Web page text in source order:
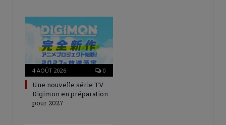
4 AOÛT 2026 0
Une nouvelle série TV
Digimon en préparation
pour 2027